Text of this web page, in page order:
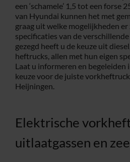
een ‘schamele’ 1,5 tot een forse
van Hyundai kunnen het met
graag uit welke mogelijkheden
specificaties van de
gezegd heeft u de keuze uit
heftrucks, allen met hun eigen
Laat u informeren en begeleiden
keuze voor de juiste
Heijningen.
Elektrische
uitlaatgassen en